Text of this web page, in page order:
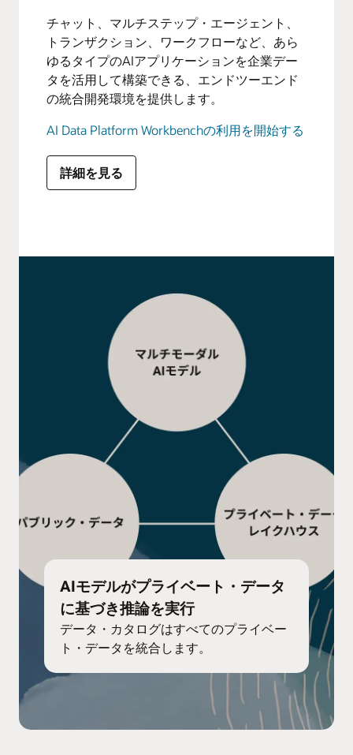
チャット、マルチステップ・エージェント、
トランザクション、ワークフローなど、あら
ゆるタイプのAIアプリケーションを企業デー
タを活用して構築できる、エンドツーエンド
の統合開発環境を提供します。
AI Data Platform Workbenchの利用を開始する
詳細を見る
AIモデルがプライベート・データ
に基づき推論を実行
データ・カタログはすべてのプライベー
ト・データを統合します。